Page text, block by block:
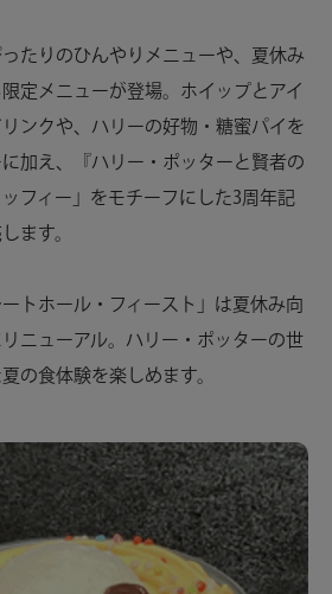
たりのひんやりメニューや、夏休み
定メニューが登場。ホイップとアイ
ンクや、ハリーの好物・糖蜜パイを
加え、『ハリー・ポッターと賢者の
フィー」をモチーフにした3周年記
ます。
トホール・フィースト」は夏休み向
ニューアル。ハリー・ポッターの世
の食体験を楽しめます。